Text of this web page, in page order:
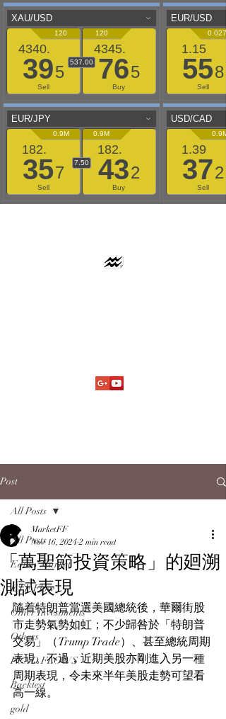
Post
All Posts
Equity Market
ETF Flow
Other Investments
Others
FUND FLOWS
Backtest
gold
All Posts
「萬聖節投資策略」的廻溯
測試表現
MarketFF
Nov 16, 2024 2 min read
隨着特朗普當選美國總統後，華爾街股
市走勢氣勢如虹；不少歸咎於「特朗普
交易」（Trump Trade）、甚至總統周期
表現。不過，近期美股亦剛進入另一種
周期表現，令未來半年美股走勢可望看
高一線。